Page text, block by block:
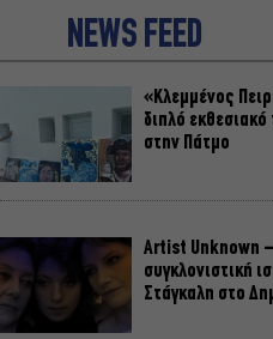
NEWS FEED
«Κλεμμένος
διπλό
στην Πάτμο
Artist Unknown
συγκλονιστική
Στάγκαλη στο